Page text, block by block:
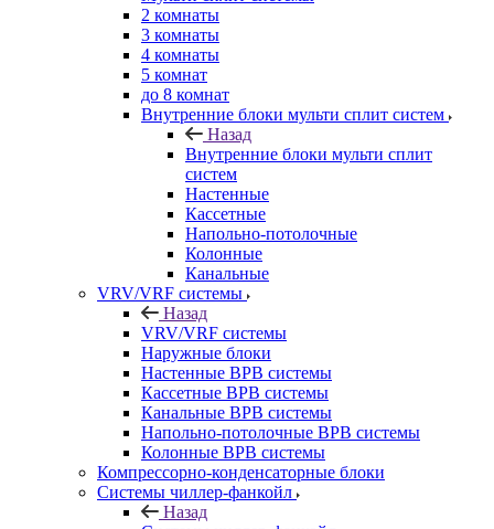
2 комнаты
3 комнаты
4 комнаты
5 комнат
до 8 комнат
Внутренние блоки мульти сплит систем
Назад
Внутренние блоки мульти сплит
систем
Настенные
Кассетные
Напольно-потолочные
Колонные
Канальные
VRV/VRF системы
Назад
VRV/VRF системы
Наружные блоки
Настенные ВРВ системы
Кассетные ВРВ системы
Канальные ВРВ системы
Напольно-потолочные ВРВ системы
Колонные ВРВ системы
Компрессорно-конденсаторные блоки
Системы чиллер-фанкойл
Назад